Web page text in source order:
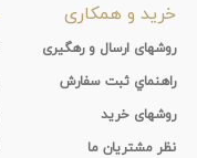
خرید و همکاری
روشهای ارسال و رهگیری
راهنماي ثبت سفارش
روشهای خرید
نظر مشتریان ما